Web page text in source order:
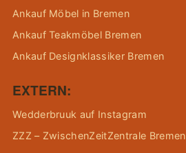
Ankauf Möbel in Bremen
Ankauf Teakmöbel Bremen
Ankauf Designklassiker Bremen
EXTERN:
Wedderbruuk auf Instagram
ZZZ – ZwischenZeitZentrale Bremen